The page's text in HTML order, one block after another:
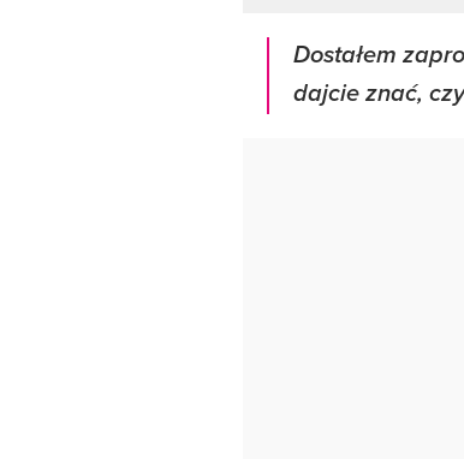
Dostałem
dajcie znać,